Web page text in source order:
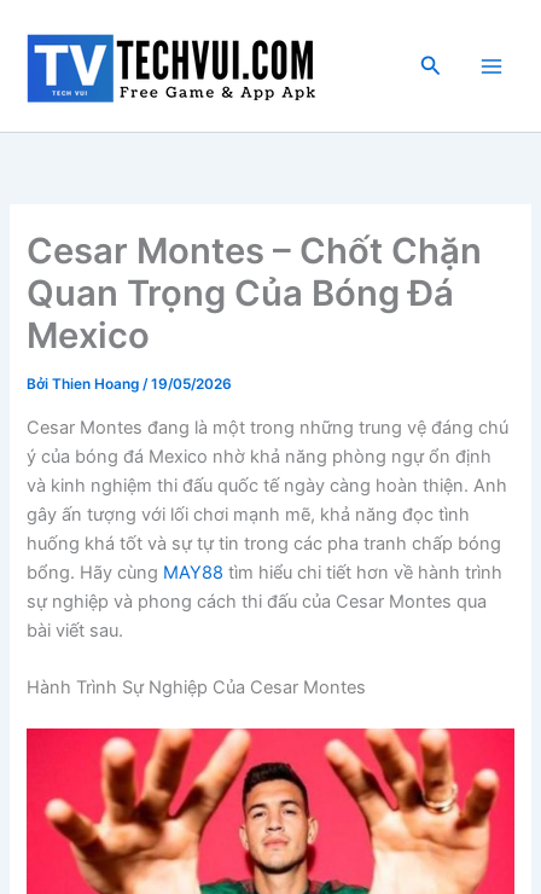
dung
Tìm
Cesar Montes – Chốt Chặn
Quan Trọng Của Bóng Đá
Mexico
BởiThien Hoang/19/05/2026
Cesar Montes đang là một trong những trung vệ đáng chú
ý của bóng đá Mexico nhờ khả năng phòng ngự ổn định
và kinh nghiệm thi đấu quốc tế ngày càng hoàn thiện. Anh
gây ấn tượng với lối chơi mạnh mẽ, khả năng đọc tình
huống khá tốt và sự tự tin trong các pha tranh chấp bóng
bổng. Hãy cùng MAY88 tìm hiểu chi tiết hơn về hành trình
sự nghiệp và phong cách thi đấu của Cesar Montes qua
bài viết sau.
Hành Trình Sự Nghiệp Của Cesar Montes